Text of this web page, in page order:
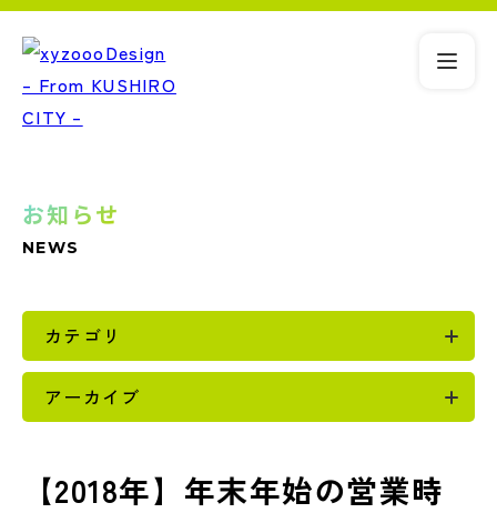
お知らせ
NEWS
カテゴリ
アーカイブ
【2018年】年末年始の営業時